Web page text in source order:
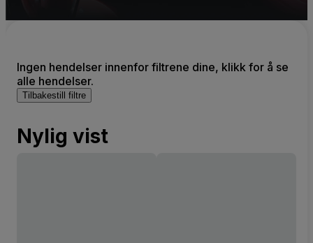
Ingen hendelser innenfor filtrene dine, klikk for å se
alle hendelser.
Tilbakestill filtre
Nylig vist